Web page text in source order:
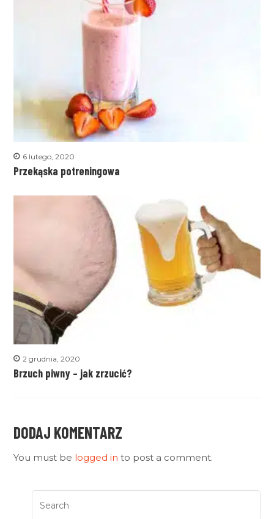
6 lutego, 2020
Przekąska potreningowa
2 grudnia, 2020
Brzuch piwny – jak zrzucić?
DODAJ KOMENTARZ
You must be logged in to post a comment.